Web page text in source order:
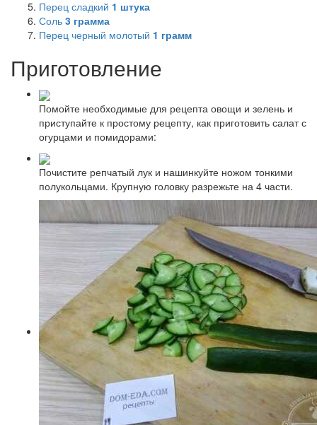
Перец сладкий 1 штука
Соль 3 грамма
Перец черный молотый 1 грамм
Приготовление
Помойте необходимые для рецепта овощи и зелень и
приступайте к простому рецепту, как приготовить салат с
огурцами и помидорами:
Почистите репчатый лук и нашинкуйте ножом тонкими
полукольцами. Крупную головку разрежьте на 4 части.